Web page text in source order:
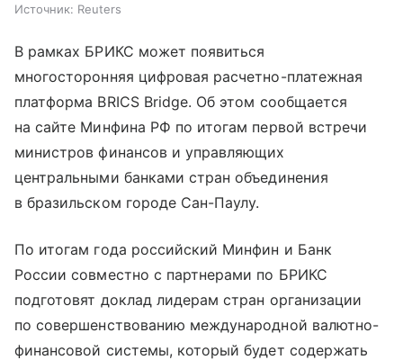
Источник: Reuters
В рамках БРИКС может появиться
многосторонняя цифровая расчетно-платежная
платформа BRICS Bridge. Об этом сообщается
на сайте Минфина РФ по итогам первой встречи
министров финансов и управляющих
центральными банками стран объединения
в бразильском городе Сан-Паулу.
По итогам года российский Минфин и Банк
России совместно с партнерами по БРИКС
подготовят доклад лидерам стран организации
по совершенствованию международной валютно-
финансовой системы, который будет содержать